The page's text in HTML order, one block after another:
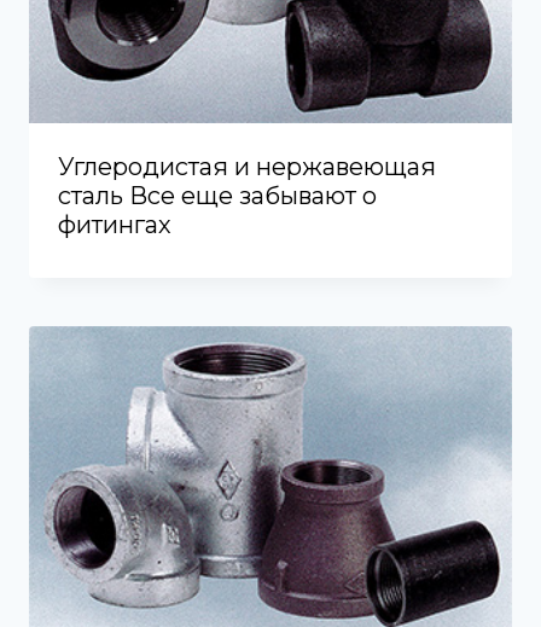
Углеродистая и нержавеющая
сталь Все еще забывают о
фитингах